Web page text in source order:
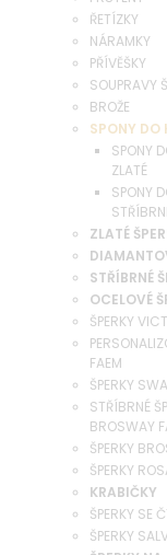
ŘETÍZKY
NÁRAMKY
PŘÍVĚŠKY
SOUPRAVY
BROŽE
SPONY DO
SPONY
ZLATÉ
SPONY
ZLATÉ
STŘÍBRNÉ
OCELOVÉ
ŠPERKY
FAEM
ŠPERKY
STŘÍBRNÉ
BROSWAY
ŠPERKY
ŠPERKY
KRABIČKY
ŠPERKY SE
ŠPERKY